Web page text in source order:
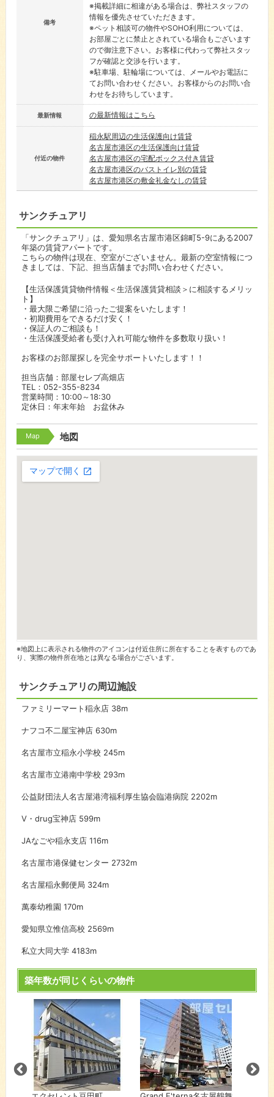
備考
※掲載詳細に相違がある場合は、弊社スタッフの
情報を優先させていただきます。
※ペット相談可の物件やSOHO利用については、
お部屋ごとに禁止とされている場合もございます
ので御注意下さい。お客様に代わって弊社スタッ
フが確認と交渉を行います。
※駐車場、駐輪場については、メールやお電話に
てお問い合わせください。お客様からのお問い合
わせをお待ちしています。
最新情報 の最新情報はこちら
付近の物件
稲永駅周辺の生活保護向け賃貸
名古屋市港区の生活保護向け賃貸
名古屋市港区の宅配ボックス付き賃貸
名古屋市港区のバストイレ別の賃貸
名古屋市港区の敷金礼金なしの賃貸
サンクチュアリ
「サンクチュアリ」は、愛知県名古屋市港区錦町5-9にある2007
年築の賃貸アパートです。
こちらの物件は現在、空室がございません。最新の空室情報につ
きましては、下記、担当店舗までお問い合わせください。
【生活保護賃貸物件情報＜生活保護賃貸相談＞に相談するメリッ
ト】
・最大限ご希望に沿ったご提案をいたします！
・初期費用をできるだけ安く！
・保証人のご相談も！
・生活保護受給者も受け入れ可能な物件を多数取り扱い！
お客様のお部屋探しを完全サポートいたします！！
担当店舗：部屋セレブ高畑店
TEL：052-355-8234
営業時間：10:00～18:30
定休日：年末年始 お盆休み
Map 地図
※地図上に表示される物件のアイコンは付近住所に所在することを表すものであ
り、実際の物件所在地とは異なる場合がございます。
サンクチュアリの周辺施設
ファミリーマート稲永店 38m
ナフコ不二屋宝神店 630m
名古屋市立稲永小学校 245m
名古屋市立港南中学校 293m
公益財団法人名古屋港湾福利厚生協会臨港病院 2202m
V・drug宝神店 599m
JAなごや稲永支店 116m
名古屋市港保健センター 2732m
名古屋稲永郵便局 324m
萬泰幼稚園 170m
愛知県立惟信高校 2569m
私立大同大学 4183m
築年数が同じくらいの物件